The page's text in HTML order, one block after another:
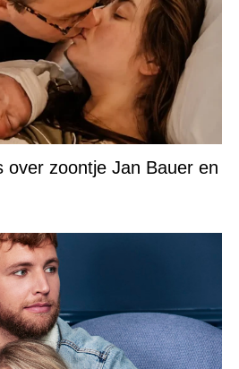
over zoontje Jan Bauer en